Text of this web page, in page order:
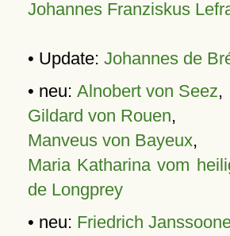
Johannes Franziskus
• Update: Johannes de
• neu: Alnobert von Seez,
Gildard von Rouen,
Manveus von Bayeux,
Maria Katharina vom
de Longprey
• neu: Friedrich